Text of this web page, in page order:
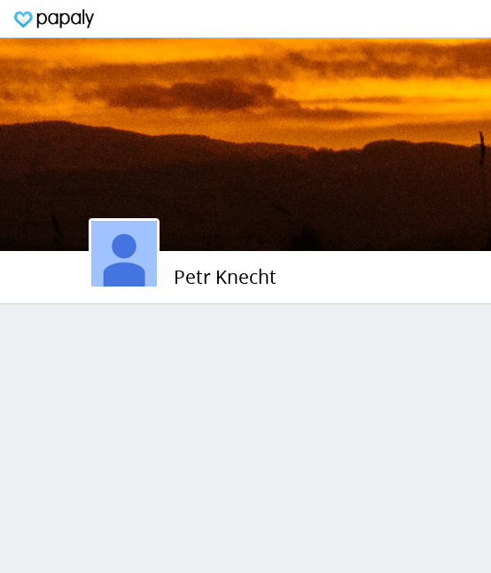
Petr Knecht